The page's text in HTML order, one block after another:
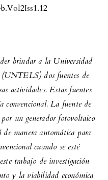
brindar a la Universidad
dos fuentes de
actividades. Estas fuentes
convencional. La fuente de
un generador fotovoltaico
manera automática para
cuando se esté
trabajo de investigación
y la viabilidad económica